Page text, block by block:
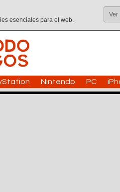
esenciales para el web.
Ver
Nintendo PC